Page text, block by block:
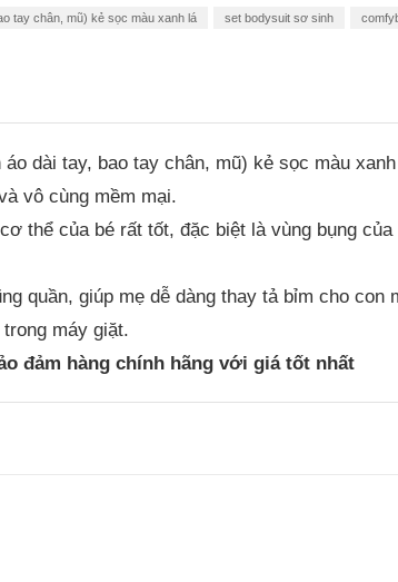
tay chân, mũ) kẻ sọc màu xanh lá set bodysuit sơ sinh
dài tay, bao tay chân, mũ) kẻ sọc màu
vô cùng mềm mại.
thể của bé rất tốt, đặc biệt là vùng bụng
quần, giúp mẹ dễ dàng thay tả bỉm cho con
máy giặt.
đảm hàng chính hãng với giá tốt nhất